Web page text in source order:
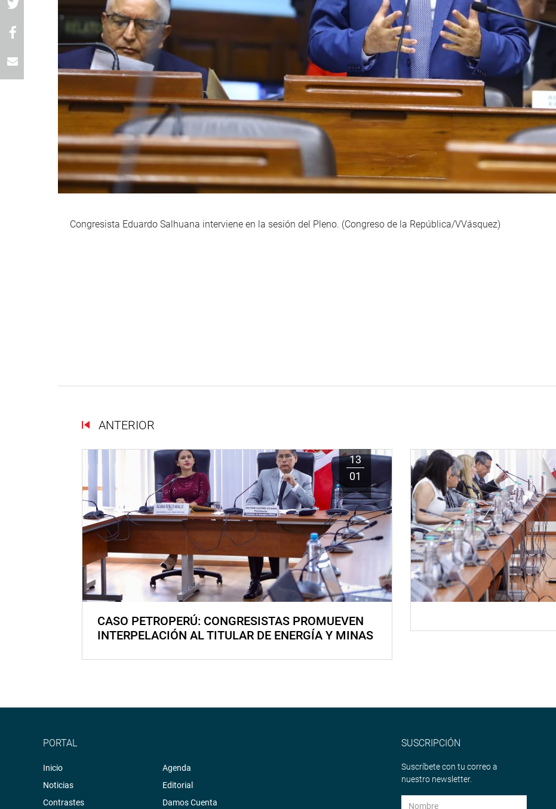
Congresista Eduardo Salhuana interviene en la sesión del Pleno. (Congreso de la República/VVásquez)
ANTERIOR
13
01
CASO PETROPERÚ: CONGRESISTAS PROMUEVEN
INTERPELACIÓN AL TITULAR DE ENERGÍA Y MINAS
PORTAL
Inicio
Noticias
Contrastes
Agenda
Editorial
Damos Cuenta
SUSCRIPCIÓN
Suscríbete con tu correo a
nuestro newsletter.